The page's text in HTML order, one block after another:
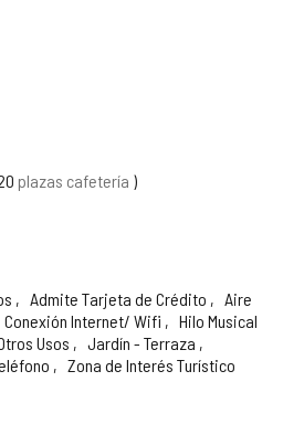
plazas cafetería
Admite Tarjeta de Crédito
Aire
Conexión Internet/ Wifi
Hilo Musical
Usos
Jardín - Terraza
Zona de Interés Turístico